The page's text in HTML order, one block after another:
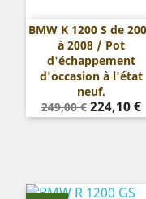
BMW K 1200 S de
à 2008 / Pot
d'échappement
d'occasion à l'état
neuf.
Prix
de
249,00 € Prix
224,10 €